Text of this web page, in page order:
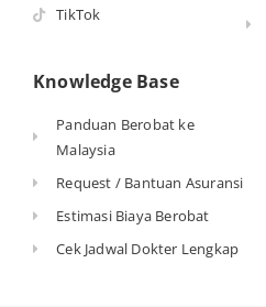
TikTok
Knowledge Base
Panduan Berobat ke
Malaysia
Request / Bantuan Asuransi
Estimasi Biaya Berobat
Cek Jadwal Dokter Lengkap